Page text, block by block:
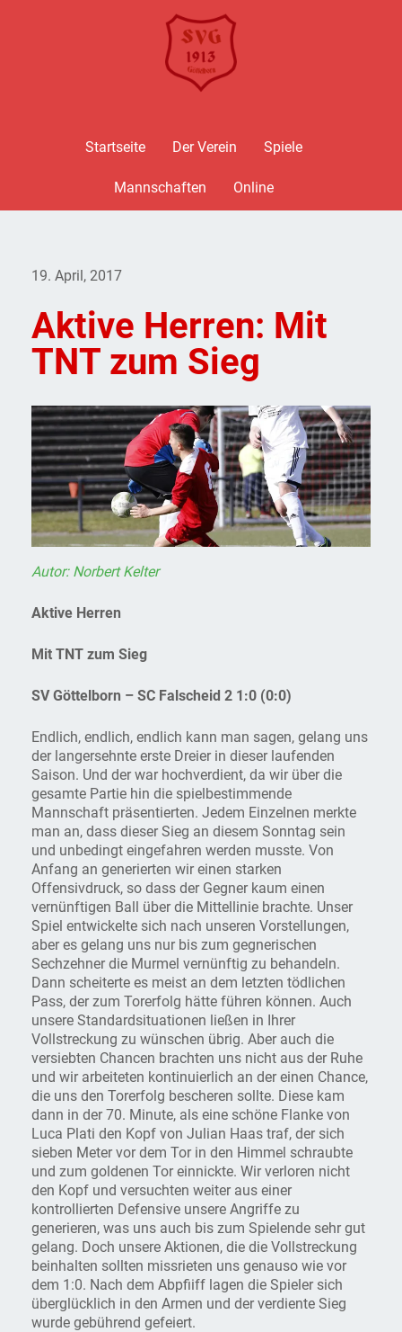
Startseite Der Verein Spiele
Mannschaften Online
19. April, 2017
Aktive Herren: Mit
TNT zum Sieg
Autor: Norbert Kelter
Aktive Herren
Mit TNT zum Sieg
SV Göttelborn – SC Falscheid 2 1:0 (0:0)
Endlich, endlich, endlich kann man sagen, gelang uns
der langersehnte erste Dreier in dieser laufenden
Saison. Und der war hochverdient, da wir über die
gesamte Partie hin die spielbestimmende
Mannschaft präsentierten. Jedem Einzelnen merkte
man an, dass dieser Sieg an diesem Sonntag sein
und unbedingt eingefahren werden musste. Von
Anfang an generierten wir einen starken
Offensivdruck, so dass der Gegner kaum einen
vernünftigen Ball über die Mittellinie brachte. Unser
Spiel entwickelte sich nach unseren Vorstellungen,
aber es gelang uns nur bis zum gegnerischen
Sechzehner die Murmel vernünftig zu behandeln.
Dann scheiterte es meist an dem letzten tödlichen
Pass, der zum Torerfolg hätte führen können. Auch
unsere Standardsituationen ließen in Ihrer
Vollstreckung zu wünschen übrig. Aber auch die
versiebten Chancen brachten uns nicht aus der Ruhe
und wir arbeiteten kontinuierlich an der einen Chance,
die uns den Torerfolg bescheren sollte. Diese kam
dann in der 70. Minute, als eine schöne Flanke von
Luca Plati den Kopf von Julian Haas traf, der sich
sieben Meter vor dem Tor in den Himmel schraubte
und zum goldenen Tor einnickte. Wir verloren nicht
den Kopf und versuchten weiter aus einer
kontrollierten Defensive unsere Angriffe zu
generieren, was uns auch bis zum Spielende sehr gut
gelang. Doch unsere Aktionen, die die Vollstreckung
beinhalten sollten missrieten uns genauso wie vor
dem 1:0. Nach dem Abpfiiff lagen die Spieler sich
überglücklich in den Armen und der verdiente Sieg
wurde gebührend gefeiert.